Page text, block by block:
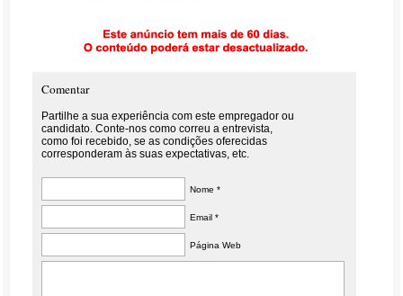
Comentar
Partilhe a sua experiência com este empregador ou
candidato. Conte-nos como correu a entrevista,
como foi recebido, se as condições oferecidas
corresponderam às suas expectativas, etc.
Nome *
Email *
Página Web